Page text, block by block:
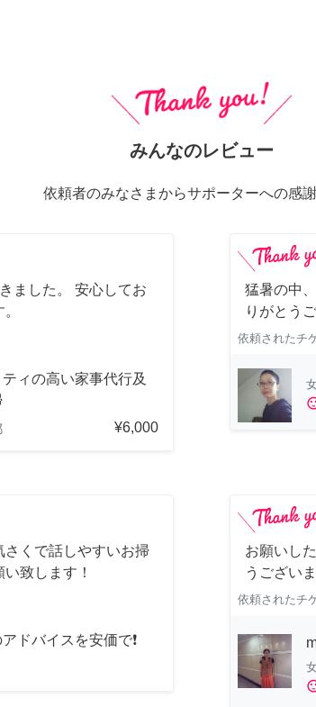
みんなのレビュー
依頼者のみなさまからサポーターへの感
ました。 安心してお
ィの高い家事代行及
¥6,000
猛暑の中
りがとう
依頼されたチ
くで話しやすいお掃
致します！
ドバイスを安価で❗
お願いし
うござい
依頼されたチ